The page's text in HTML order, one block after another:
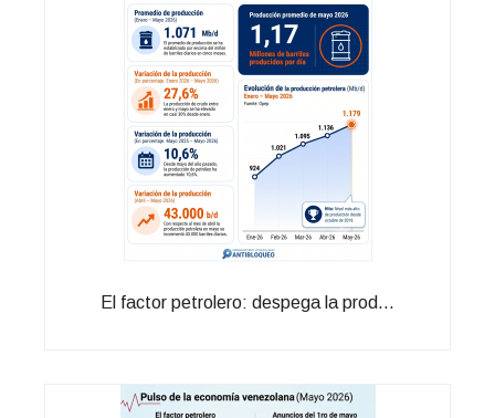
El factor petrolero: despega la prod...